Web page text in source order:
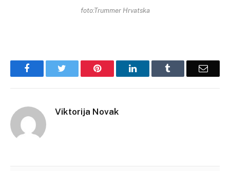
foto:Trummer Hrvatska
Facebook Pinterest LinkedIn Email
Viktorija Novak